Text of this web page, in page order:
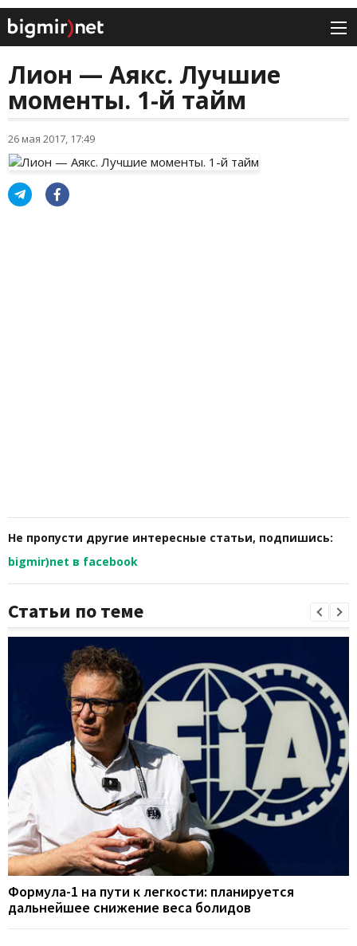
Лион — Аякс. Лучшие
моменты. 1-й тайм
26 мая 2017, 17:49
Не пропусти другие интересные статьи, подпишись:
bigmir)net в facebook
Статьи по теме
Формула-1 на пути к легкости: планируется
дальнейшее снижение веса болидов